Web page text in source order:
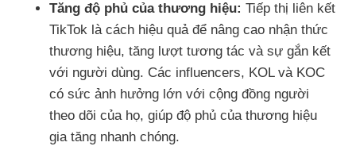
Tăng độ phủ của thương hiệu: Tiếp thị liên kết
TikTok là cách hiệu quả để nâng cao nhận thức
thương hiệu, tăng lượt tương tác và sự gắn kết
với người dùng. Các influencers, KOL và KOC
có sức ảnh hưởng lớn với cộng đồng người
theo dõi của họ, giúp độ phủ của thương hiệu
gia tăng nhanh chóng.